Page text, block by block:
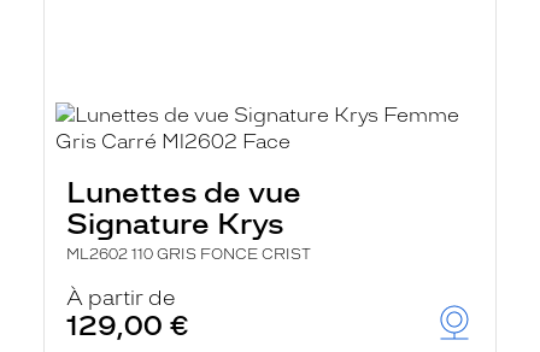
Lunettes de vue
Signature Krys
ML2602 110 GRIS FONCE CRIST
À partir de
129,00 €